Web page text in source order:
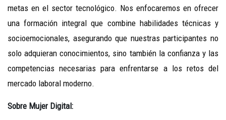
metas en el sector tecnológico. Nos enfocaremos en ofrecer
una formación integral que combine habilidades técnicas y
socioemocionales, asegurando que nuestras participantes no
solo adquieran conocimientos, sino también la confianza y las
competencias necesarias para enfrentarse a los retos del
mercado laboral moderno.
Sobre Mujer Digital: